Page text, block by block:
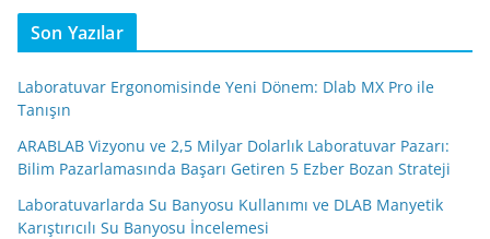
Son Yazılar
Laboratuvar Ergonomisinde Yeni Dönem: Dlab MX Pro ile
Tanışın
ARABLAB Vizyonu ve 2,5 Milyar Dolarlık Laboratuvar Pazarı:
Bilim Pazarlamasında Başarı Getiren 5 Ezber Bozan Strateji
Laboratuvarlarda Su Banyosu Kullanımı ve DLAB Manyetik
Karıştırıcılı Su Banyosu İncelemesi